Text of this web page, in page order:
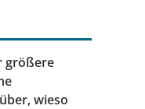
größere
wieso